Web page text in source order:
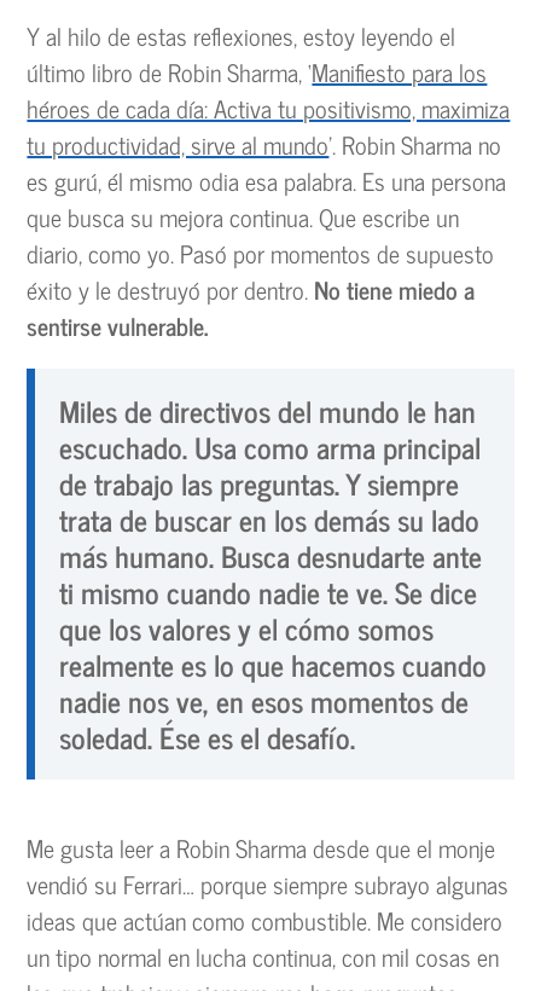
Y al hilo de estas reflexiones, estoy leyendo el
último libro de Robin Sharma, ‘Manifiesto para los
héroes de cada día: Activa tu positivismo, maximiza
tu productividad, sirve al mundo’. Robin Sharma no
es gurú, él mismo odia esa palabra. Es una persona
que busca su mejora continua. Que escribe un
diario, como yo. Pasó por momentos de supuesto
éxito y le destruyó por dentro.No tiene miedo a
sentirse vulnerable.
Miles de directivos del mundo le han
escuchado. Usa como arma principal
de trabajo las preguntas. Y siempre
trata de buscar en los demás su lado
más humano. Busca desnudarte ante
ti mismo cuando nadie te ve. Se dice
que los valores y el cómo somos
realmente es lo que hacemos cuando
nadie nos ve, en esos momentos de
soledad. Ése es el desafío.
Me gusta leer a Robin Sharma desde que el monje
vendió su Ferrari… porque siempre subrayo algunas
ideas que actúan como combustible. Me considero
un tipo normal en lucha continua, con mil cosas en